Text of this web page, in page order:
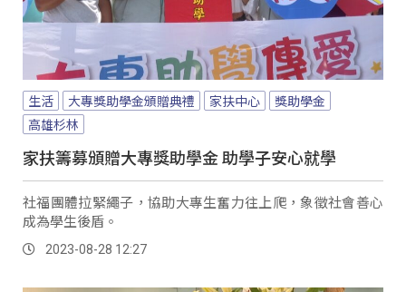
生活 大專獎助學金頒贈典禮 家扶中心
獎助學金
高雄杉林
家扶籌募頒贈大專獎助學金 助學子安心就學
社福團體拉緊繩子，協助大專生奮力往上爬，象徵社會善心
成為學生後盾。
2023-08-28 12:27